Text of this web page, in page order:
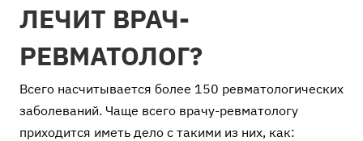
ЛЕЧИТ ВРАЧ-
РЕВМАТОЛОГ?
Всего насчитывается более 150 ревматологических
заболеваний. Чаще всего врачу-ревматологу
приходится иметь дело с такими из них, как: